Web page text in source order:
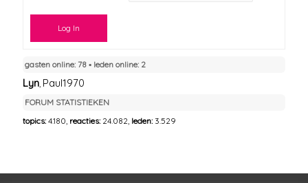
Log In
gasten online: 78 ▪︎ leden online: 2
Lyn Paul1970
FORUM STATISTIEKEN
topics:4.180, reacties: 24.082, leden: 3.529